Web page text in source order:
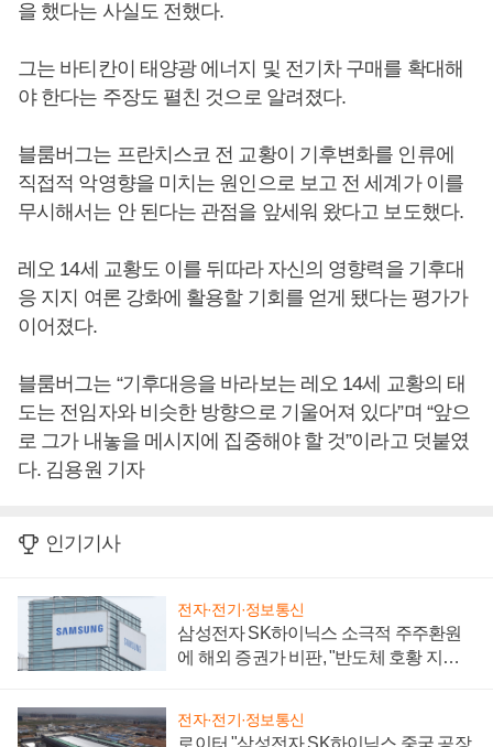
을 했다는 사실도 전했다.
그는 바티칸이 태양광 에너지 및 전기차 구매를 확대해
야 한다는 주장도 펼친 것으로 알려졌다.
블룸버그는 프란치스코 전 교황이 기후변화를 인류에
직접적 악영향을 미치는 원인으로 보고 전 세계가 이를
무시해서는 안 된다는 관점을 앞세워 왔다고 보도했다.
레오 14세 교황도 이를 뒤따라 자신의 영향력을 기후대
응 지지 여론 강화에 활용할 기회를 얻게 됐다는 평가가
이어졌다.
블룸버그는 “기후대응을 바라보는 레오 14세 교황의 태
도는 전임자와 비슷한 방향으로 기울어져 있다”며 “앞으
로 그가 내놓을 메시지에 집중해야 할 것”이라고 덧붙였
다. 김용원 기자
인기기사
전자·전기·정보통신
삼성전자 SK하이닉스 소극적 주주환원
에 해외 증권가 비판, "반도체 호황 지속
전자·전기·정보통신